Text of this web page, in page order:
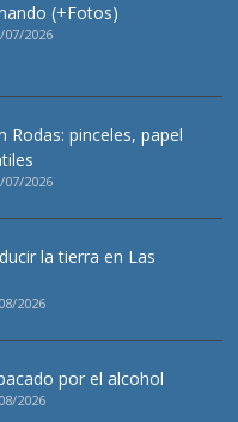
(+Fotos)
2026
Rodas: pinceles, papel
2026
la tierra en Las
2026
por el alcohol
2026